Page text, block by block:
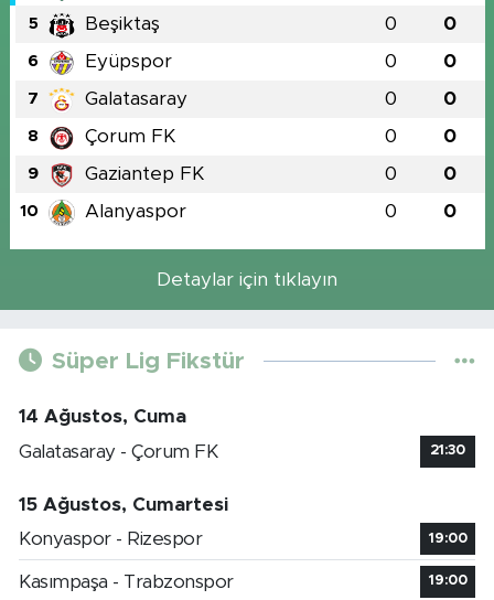
5 Beşiktaş 0 0
6 Eyüpspor 0 0
7 Galatasaray 0 0
8 Çorum FK 0 0
9 Gaziantep FK 0 0
10 Alanyaspor 0 0
Detaylar için tıklayın
Süper Lig Fikstür
14 Ağustos, Cuma
Galatasaray - Çorum FK
21:30
15 Ağustos, Cumartesi
Konyaspor - Rizespor
19:00
Kasımpaşa - Trabzonspor 19:00